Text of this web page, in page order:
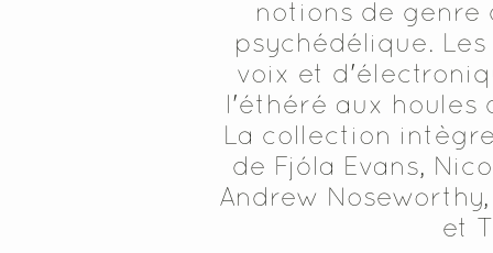
notions de genre
psychédélique.
voix et
l'éthéré aux houles
La collection
de Fjóla Evans,
Andrew
et